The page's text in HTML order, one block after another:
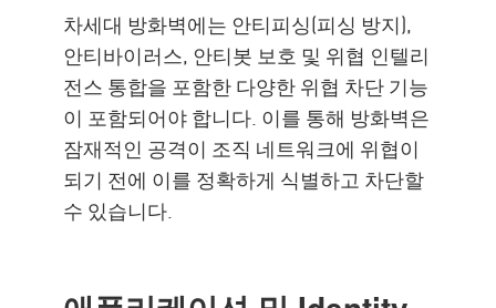
차세대 방화벽에는 안티피싱(피싱 방지),
안티바이러스, 안티봇 보호 및 위협 인텔리
전스 통합을 포함한 다양한 위협 차단 기능
이 포함되어야 합니다. 이를 통해 방화벽은
잠재적인 공격이 조직 네트워크에 위협이
되기 전에 이를 정확하게 식별하고 차단할
수 있습니다.